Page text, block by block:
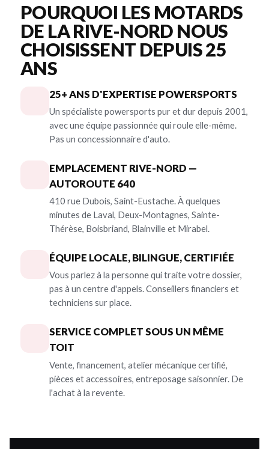
POURQUOI LES MOTARDS
DE LA RIVE-NORD NOUS
CHOISISSENT DEPUIS 25
ANS
25+ ANS D'EXPERTISE POWERSPORTS
Un spécialiste powersports pur et dur depuis 2001,
avec une équipe passionnée qui roule elle-même.
Pas un concessionnaire d'auto.
EMPLACEMENT RIVE-NORD —
AUTOROUTE 640
410 rue Dubois, Saint-Eustache. À quelques
minutes de Laval, Deux-Montagnes, Sainte-
Thérèse, Boisbriand, Blainville et Mirabel.
ÉQUIPE LOCALE, BILINGUE, CERTIFIÉE
Vous parlez à la personne qui traite votre dossier,
pas à un centre d'appels. Conseillers financiers et
techniciens sur place.
SERVICE COMPLET SOUS UN MÊME
TOIT
Vente, financement, atelier mécanique certifié,
pièces et accessoires, entreposage saisonnier. De
l'achat à la revente.